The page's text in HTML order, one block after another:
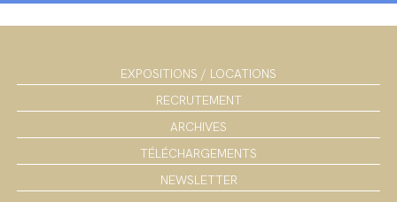
EXPOSITIONS / LOCATIONS
RECRUTEMENT
ARCHIVES
TÉLÉCHARGEMENTS
NEWSLETTER